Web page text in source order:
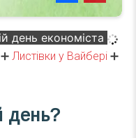
день економіста
➕ Листівки у Вайбері ➕
день?